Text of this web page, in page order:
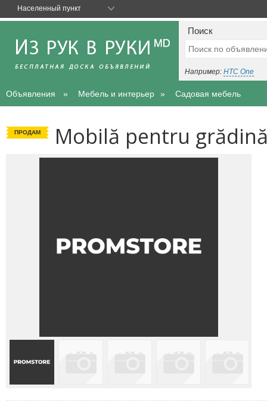
Поиск
Например: HTC One
Объявления Мебель и интерьер Садовая мебель
ПРОДАМ Mobilă pentru
Населенный пункт